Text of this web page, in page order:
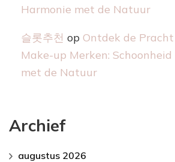
Harmonie met de Natuur
슬롯추천 op Ontdek de
Make-up Merken:
met de Natuur
Archief
augustus 2026